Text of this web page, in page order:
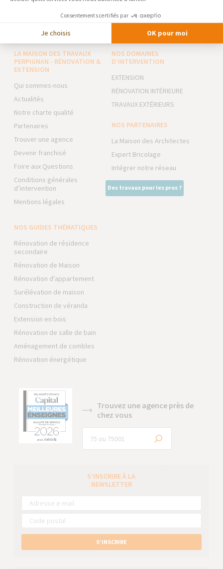
DEMANDER UN DEVIS GRATUIT
LA MAISON DES TRAVAUX
PERPIGNAN - RÉNOVATION &
EXTENSION
Qui sommes-nous
Actualités
Notre charte qualité
Partenaires
Trouver une agence
Devenir franchisé
Foire aux Questions
Conditions générales
d’intervention
Mentions légales
NOS DOMAINES
D’INTERVENTION
EXTENSION
RÉNOVATION INTÉRIEURE
TRAVAUX EXTÉRIEURS
NOS PARTENAIRES
La Maison des Architectes
Expert Bricolage
Intégrer notre réseau
Des travaux pour les pros ?
NOS GUIDES THÉMATIQUES
Rénovation de résidence
secondaire
Rénovation de Maison
Rénovation d'appartement
Surélévation de maison
Construction de véranda
Extension en bois
Rénovation de salle de bain
Aménagement de combles
Rénovation énergétique
Trouvez une agence près de
chez vous
S’INSCRIRE À LA
NEWSLETTER
S’INSCRIRE
Consentements certifiés par
Je choisis OK pour moi